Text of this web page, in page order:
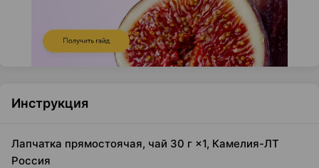
Инструкция
Лапчатка прямостоячая, чай 30 г ×1, Камелия-ЛТ
Россия